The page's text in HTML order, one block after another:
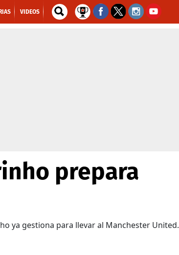
VIDEOS
prepara
ya gestiona para llevar al Manchester United.